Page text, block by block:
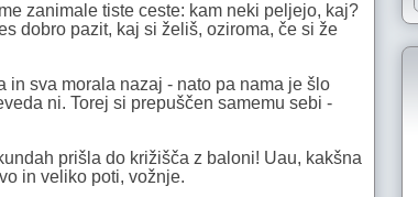
zanimale tiste ceste: kam neki peljejo, kaj?
dobro pazit, kaj si želiš, oziroma, če si že
sva morala nazaj - nato pa nama je šlo
ni. Torej si prepuščen samemu sebi -
prišla do križišča z baloni! Uau, kakšna
in veliko poti, vožnje.